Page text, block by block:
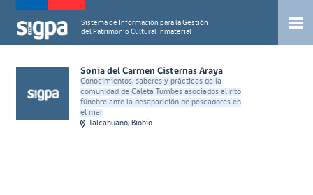
Sistema de Información para la Gestión
del Patrimonio Cultural Inmaterial
Sonia del Carmen Cisternas Araya
Conocimientos, saberes y prácticas de la
comunidad de Caleta Tumbes asociados al rito
fúnebre ante la desaparición de pescadores en
el mar
Talcahuano, Biobío